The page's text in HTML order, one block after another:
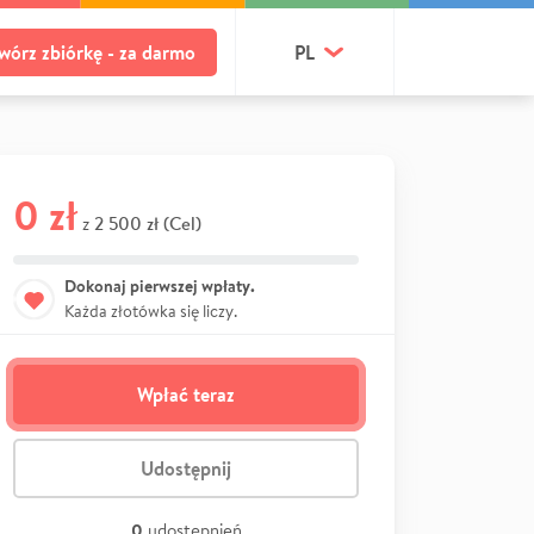
zbiórkę - za darmo PL
0 zł z 2 500 zł (Cel)
Dokonaj pierwszej wpłaty.
Każda złotówka się liczy.
Wpłać teraz
Udostępnij